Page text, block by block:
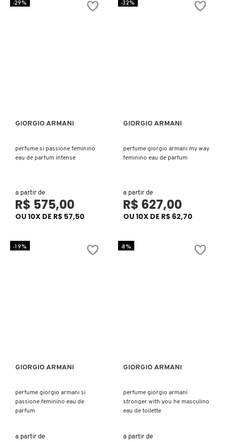
GUCCI
ISLE OF PARADISE
ISSEY MIYAKE
JEAN PAUL GAULTIER
Ver mais
GIORGIO ARMANI
perfume si passione feminino
eau de parfum intense
a partir de
R$ 575,00
OU 10X DE R$ 57,50
-29%
Ver mais
GIORGIO ARMANI
perfume giorgio armani my way
feminino eau de parfum
a partir de
R$ 627,00
OU 10X DE R$ 62,70
-32%
Ver mais
GIORGIO ARMANI
perfume giorgio armani si
passione feminino eau de
parfum
a partir de
-19%
Ver mais
GIORGIO ARMANI
perfume giorgio armani
stronger with you he masculino
eau de toilette
a partir de
-8%